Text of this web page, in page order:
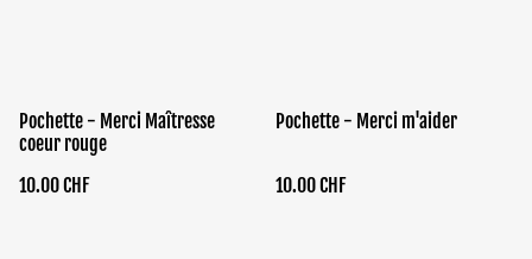
Pochette - Merci Maîtresse
coeur rouge
10.00 CHF
Pochette - Merci m'aider
10.00 CHF